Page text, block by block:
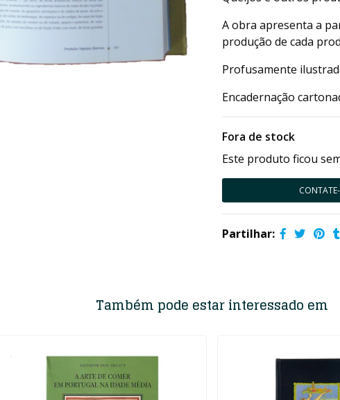
A obra apresenta a
produção de cada
Profusamente
Encadernação
Fora de stock
Este produto ficou
Partilhar:
Também pode estar interessado em